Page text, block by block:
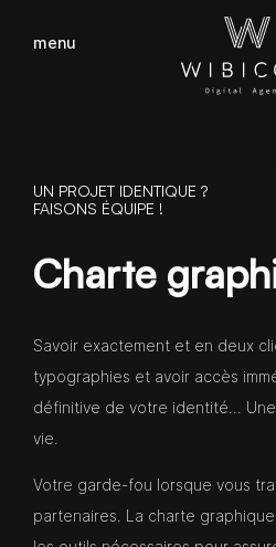
menu
Charte
Savoir exactement et en deux
typographies et avoir accès
définitive de votre identité…
vie.
Votre garde-fou lorsque vous
partenaires. La charte
UN PROJET IDENTIQUE ?
FAISONS ÉQUIPE !